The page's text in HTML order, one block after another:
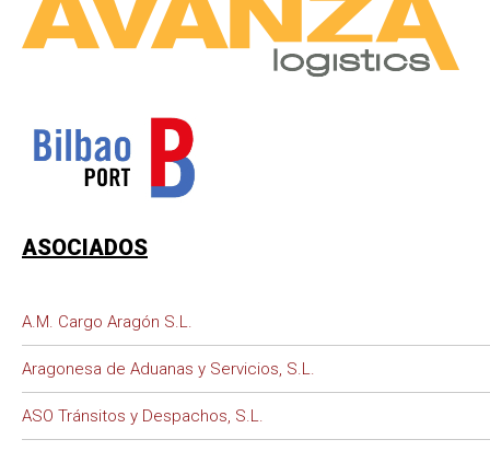
ASOCIADOS
A.M. Cargo Aragón S.L.
Aragonesa de Aduanas y Servicios, S.L.
ASO Tránsitos y Despachos, S.L.